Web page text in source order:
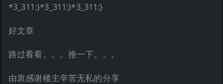
*3_311:}*3_311:}*3_311:}
好文章
路过看看。。。推一下。。。
由衷感谢楼主辛苦无私的分享